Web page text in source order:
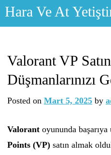
Skip
Hara Ve At
Valorant VP
Düşmanlarınızı
Posted on Mart 5, 2025 by
Valorant oyununda
Points (VP) satın almak